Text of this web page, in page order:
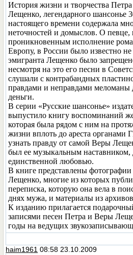
История жизни и творчества
Лещенко, легендарного шансонье
настоящего времени содержала
неточностей и домыслов. О
проникновенным исполнение
Европу, в России было известно
эмигранта Лещенко было
несмотря на это его песни в
слушали с контрабандных
правдами и неправдами меломаны
деньги.
В серии «Русские шансонье»
выпустило книгу воспоминаний
которая была рядом с ним на
жизни вплоть до ареста
узнать правду от самой Веры
был ее музыкальным наставником,
единственной любовью.
В книге представлены
Лещенко, многие из которых
переписка, которую она вела в
днях мужа, и материалы из
К изданию прилагается
записями песен Петра и Веры
годы на ведущих
haim1961 08:58 23.10.2009